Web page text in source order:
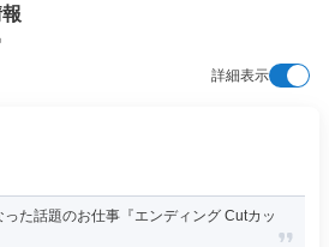
詳細表示
た話題のお仕事『エンディング Cutカッ